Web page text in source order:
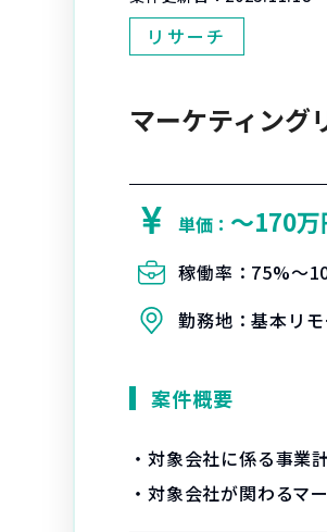
リサーチ
マーケティング
単価： 〜170
稼働率： 75%〜
勤務地：基本リ
案件概要
・対象会社に係る事業
・対象会社が関わるマ